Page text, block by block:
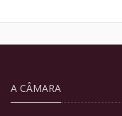
A CÂMARA